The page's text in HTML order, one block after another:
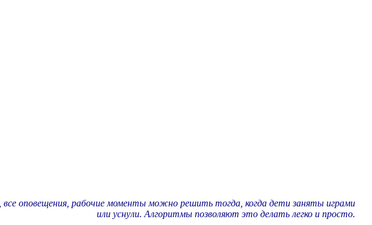
оповещения, рабочие моменты можно решить тогда, когда дети заняты играми
или уснули. Алгоритмы позволяют это делать легко и просто.